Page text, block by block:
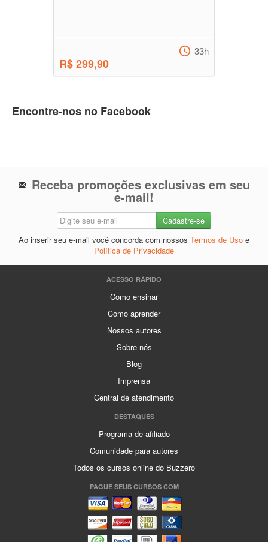
R$ 299,90
33h
Encontre-nos no Facebook
Receba promoções exclusivas em seu
e-mail!
Ao inserir seu e-mail você concorda com nossos Termos de Uso e
Política de Privacidade
ACESSO RÁPIDO
Como ensinar
Como aprender
Nossos autores
Sobre nós
Blog
Imprensa
Central de atendimento
DESTAQUES
Programa de afiliado
Comunidade para autores
Todos os cursos online do Buzzero
PAGUE SEUS CURSOS COM